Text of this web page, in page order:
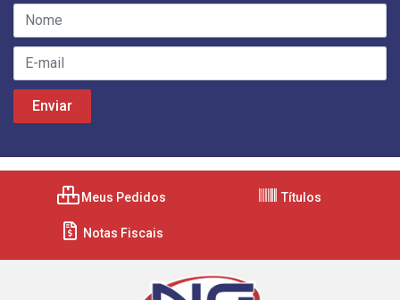
Meus Pedidos Títulos
Notas Fiscais